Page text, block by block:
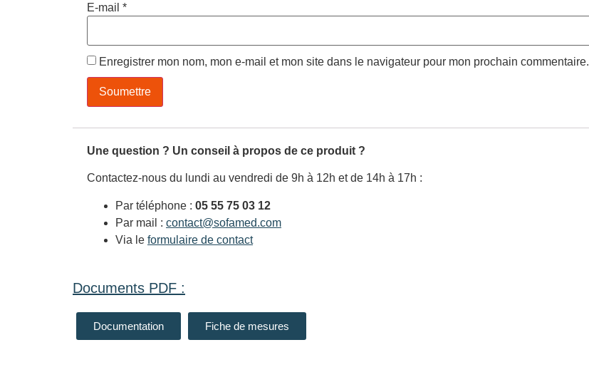
E-mail *
Enregistrer mon nom, mon e-mail et mon site dans le navigateur pour mon prochain commentaire.
Une question ? Un conseil à propos de ce produit ?
Contactez-nous du lundi au vendredi de 9h à 12h et de 14h à 17h :
Par téléphone : 05 55 75 03 12
Par mail : contact@sofamed.com
Via le formulaire de contact
Documents PDF :
Documentation Fiche de mesures